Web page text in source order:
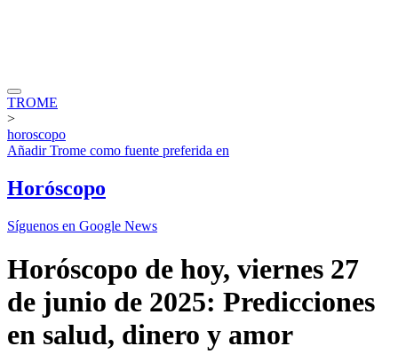
TROME
>
horoscopo
AñadirTrome como fuente preferida en
Horóscopo
Síguenos en Google News
Horóscopo de hoy, viernes 27
de junio de 2025: Predicciones
en salud, dinero y amor